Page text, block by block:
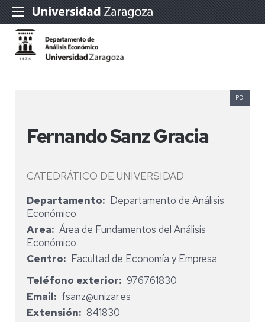
Fernando Sanz Gracia
CATEDRÁTICO DE UNIVERSIDAD
PDI
Departamento
Departamento de Análisis
Económico
Area
Área de Fundamentos del Análisis
Económico
Centro
Facultad de Economía y Empresa
Teléfono exterior
976761830
Email
fsanz@unizar.es
Extensión
841830